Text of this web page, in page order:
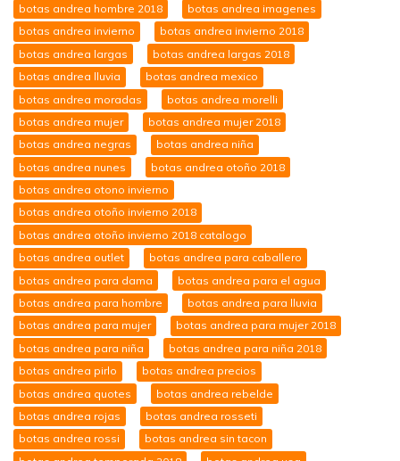
botas andrea hombre 2018
botas andrea imagenes
botas andrea invierno
botas andrea invierno 2018
botas andrea largas
botas andrea largas 2018
botas andrea lluvia
botas andrea mexico
botas andrea moradas
botas andrea morelli
botas andrea mujer
botas andrea mujer 2018
botas andrea negras
botas andrea niña
botas andrea nunes
botas andrea otoño 2018
botas andrea otono invierno
botas andrea otoño invierno 2018
botas andrea otoño invierno 2018 catalogo
botas andrea outlet
botas andrea para caballero
botas andrea para dama
botas andrea para el agua
botas andrea para hombre
botas andrea para lluvia
botas andrea para mujer
botas andrea para mujer 2018
botas andrea para niña
botas andrea para niña 2018
botas andrea pirlo
botas andrea precios
botas andrea quotes
botas andrea rebelde
botas andrea rojas
botas andrea rosseti
botas andrea rossi
botas andrea sin tacon